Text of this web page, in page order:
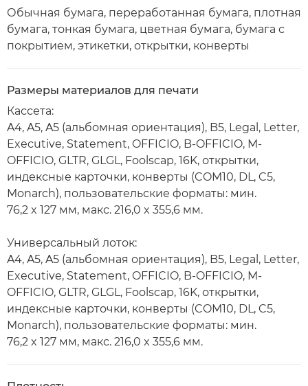
Обычная бумага, переработанная бумага, плотная
бумага, тонкая бумага, цветная бумага, бумага с
покрытием, этикетки, открытки, конверты
Размеры материалов для печати
Кассета:
A4, A5, A5 (альбомная ориентация), B5, Legal, Letter,
Executive, Statement, OFFICIO, B-OFFICIO, M-
OFFICIO, GLTR, GLGL, Foolscap, 16K, открытки,
индексные карточки, конверты (COM10, DL, C5,
Monarch), пользовательские форматы: мин.
76,2 x 127 мм, макс. 216,0 x 355,6 мм.
Универсальный лоток:
A4, A5, A5 (альбомная ориентация), B5, Legal, Letter,
Executive, Statement, OFFICIO, B-OFFICIO, M-
OFFICIO, GLTR, GLGL, Foolscap, 16K, открытки,
индексные карточки, конверты (COM10, DL, C5,
Monarch), пользовательские форматы: мин.
76,2 x 127 мм, макс. 216,0 x 355,6 мм.